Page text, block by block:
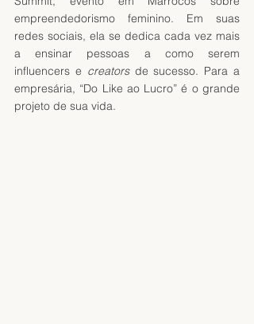
empreendedorismo feminino. Em suas
redes sociais, ela se dedica cada vez mais
a ensinar pessoas a como serem
influencers e creators de sucesso. Para a
empresária, “Do Like ao Lucro” é o grande
projeto de sua vida.